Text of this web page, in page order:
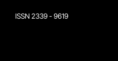
ISSN 2339 - 9619